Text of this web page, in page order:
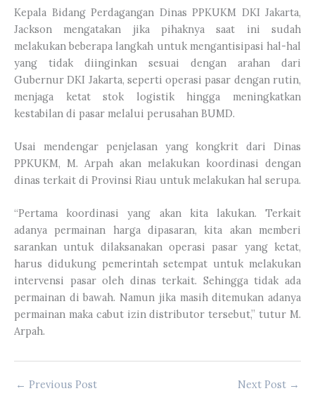
Kepala Bidang Perdagangan Dinas PPKUKM DKI Jakarta,
Jackson mengatakan jika pihaknya saat ini sudah
melakukan beberapa langkah untuk mengantisipasi hal-hal
yang tidak diinginkan sesuai dengan arahan dari
Gubernur DKI Jakarta, seperti operasi pasar dengan rutin,
menjaga ketat stok logistik hingga meningkatkan
kestabilan di pasar melalui perusahan BUMD.
Usai mendengar penjelasan yang kongkrit dari Dinas
PPKUKM, M. Arpah akan melakukan koordinasi dengan
dinas terkait di Provinsi Riau untuk melakukan hal serupa.
“Pertama koordinasi yang akan kita lakukan. Terkait
adanya permainan harga dipasaran, kita akan memberi
sarankan untuk dilaksanakan operasi pasar yang ketat,
harus didukung pemerintah setempat untuk melakukan
intervensi pasar oleh dinas terkait. Sehingga tidak ada
permainan di bawah. Namun jika masih ditemukan adanya
permainan maka cabut izin distributor tersebut,” tutur M.
Arpah.
← Previous Post Next Post →